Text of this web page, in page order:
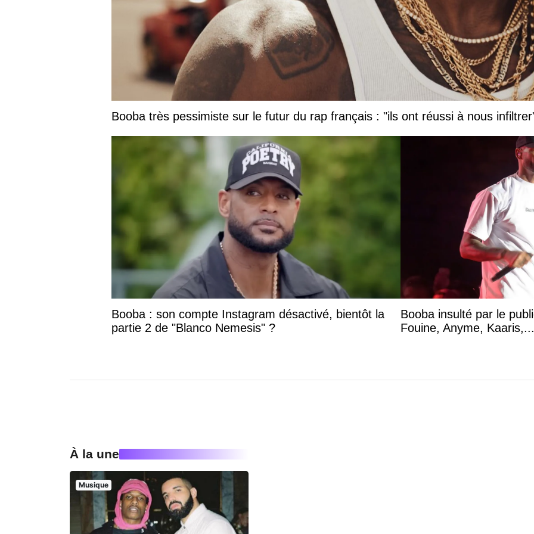
Booba très pessimiste sur le futur du rap français : "ils ont réussi à nous
Booba : son compte Instagram désactivé, bientôt la
partie 2 de "Blanco Nemesis" ?
Booba insulté par le
Fouine, Anyme, Kaaris,...
À la une
Musique